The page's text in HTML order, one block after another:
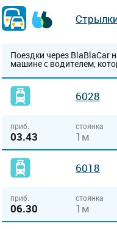
Поездки через BlaBlaCar
машине с водителем,
6028
приб.
03.43
стоянка
1м
6018
приб.
06.30
стоянка
1м